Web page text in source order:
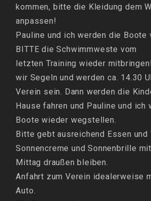
kommen, bitte die Kleidung dem
anpassen!
Pauline und ich werden die Boote
BITTE die Schwimmweste vom
letzten Training wieder
wir Segeln und werden ca. 14.30
Verein sein. Dann werden die
Hause fahren und Pauline und ich
Boote wieder wegstellen.
Bitte gebt ausreichend Essen und
Sonnencreme und Sonnenbrille
Mittag draußen bleiben.
Anfahrt zum Verein idealerweise
Auto.